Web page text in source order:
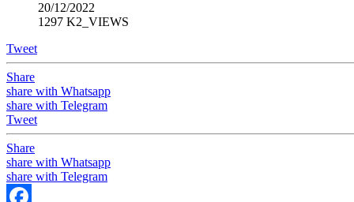
20/12/2022
1297 K2_VIEWS
Tweet
Share
share with Whatsapp
share with Telegram
Tweet
Share
share with Whatsapp
share with Telegram